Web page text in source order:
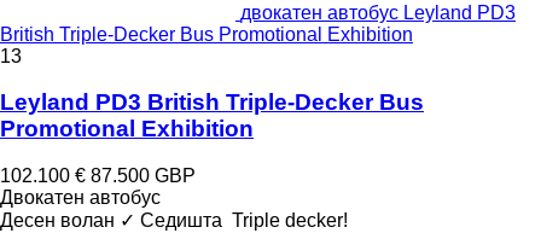
двокатен автобус Leyland PD3
British Triple-Decker Bus Promotional Exhibition
13
Leyland PD3 British Triple-Decker Bus
Promotional Exhibition
102.100 € 87.500 GBP
Двокатен автобус
Десен волан ✓ Седишта Triple decker!